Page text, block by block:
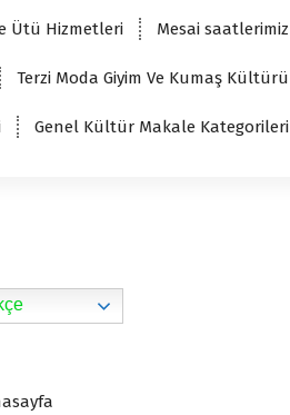
Ütü Hizmetleri Mesai saatlerimiz
Terzi Moda Giyim Ve Kumaş Kültürü
Genel Kültür Makale Kategorileri